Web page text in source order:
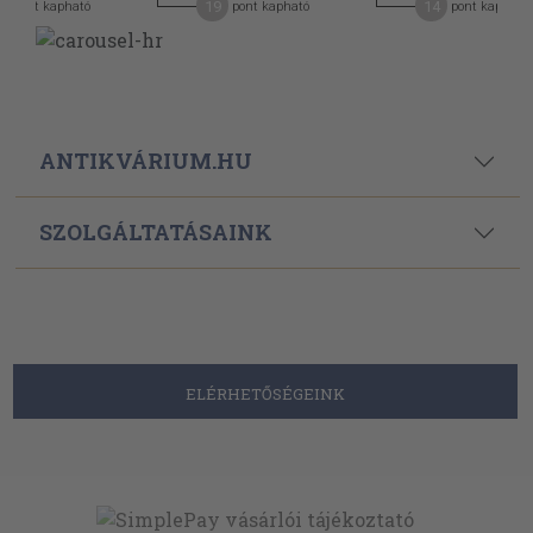
pont kapható pont kapható pont kapható
ANTIKVÁRIUM.HU
SZOLGÁLTATÁSAINK
ELÉRHETŐSÉGEINK